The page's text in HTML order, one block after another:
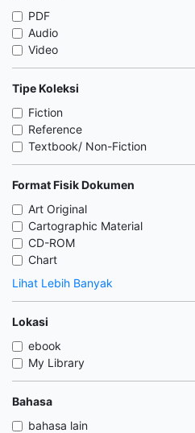
PDF
Audio
Video
Tipe Koleksi
Fiction
Reference
Textbook/ Non-Fiction
Format Fisik Dokumen
Art Original
Cartographic Material
CD-ROM
Chart
Lihat Lebih Banyak
Lokasi
ebook
My Library
Bahasa
bahasa lain